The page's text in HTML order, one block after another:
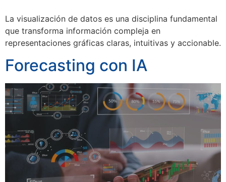
La visualización de datos es una disciplina fundamental
que transforma información compleja en
representaciones gráficas claras, intuitivas y accionable.
Forecasting con IA